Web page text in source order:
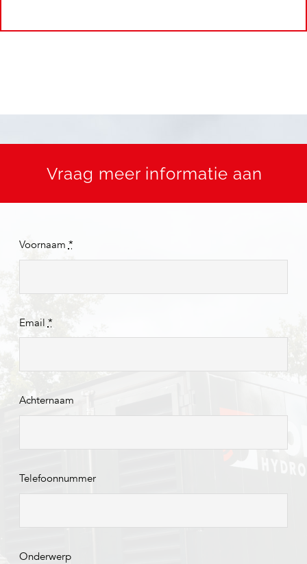
Vraag meer informatie aan
Voornaam *
Email *
Achternaam
Telefoonnummer
Onderwerp